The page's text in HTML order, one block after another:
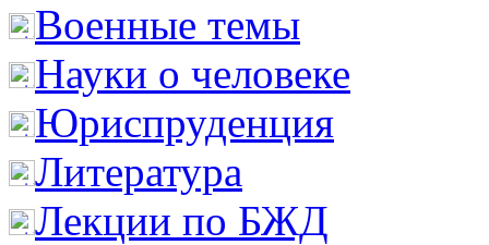
Военные темы
Науки о человеке
Юриспруденция
Литература
Лекции по БЖД